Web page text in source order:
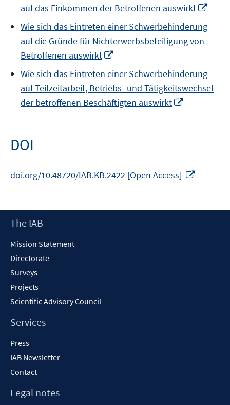
auf das Einkommen der Betroffenen auswirkt
Wie sich das Eintreten einer Schwerbehinderung
auf die Gründe für Nichterwerbsbeteiligung von
Betroffenen auswirkt
a
new
window
Wie sich das Eintreten einer Schwerbehinderung
auf Teilzeitarbeit, Betriebs- und Tätigkeitswechsel
der betroffenen Beschäftigten auswirkt
DOI
doi.org/10.48720/IAB.KB.2422 [Open Access]
new
Footer
The IAB
Mission Statement
Directorate
Surveys
Projects
Scientific Advisory Council
Services
Press
IAB Newsletter
Contact
Legal notes